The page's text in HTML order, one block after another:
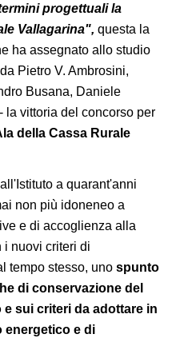
progettuali la
Vallagarina", questa la
ha assegnato allo studio
Pietro V. Ambrosini,
Busana, Daniele
vittoria del concorso per
della Cassa Rurale
a quarant'anni
non più idoneneo a
e di accoglienza alla
i nuovi criteri di
tempo stesso, uno spunto
di conservazione del
e sui criteri da adottare in
energetico e di